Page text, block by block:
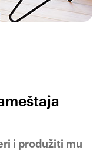
i produžiti mu